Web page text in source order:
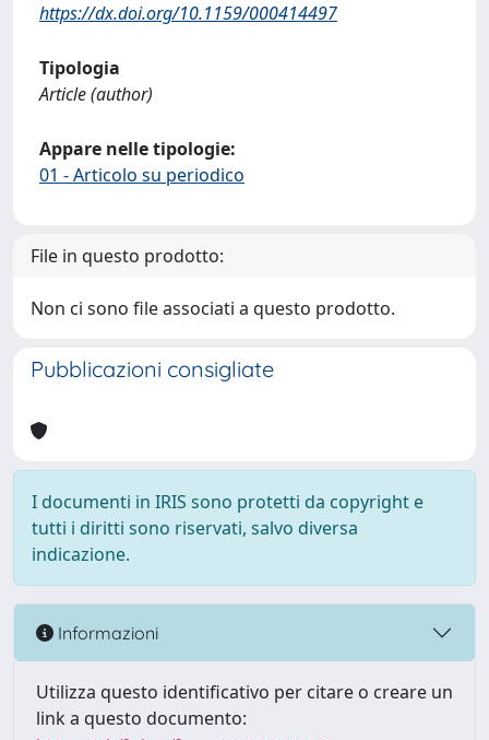
https://dx.doi.org/10.1159/000414497
Tipologia
Article (author)
Appare nelle tipologie:
01 - Articolo su periodico
File in questo prodotto:
Non ci sono file associati a questo prodotto.
Pubblicazioni consigliate
I documenti in IRIS sono protetti da copyright e
tutti i diritti sono riservati, salvo diversa
indicazione.
Informazioni
Utilizza questo identificativo per citare o creare un
link a questo documento: